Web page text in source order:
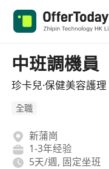
中班調機員
珍卡兒·保健美容護理
全職
新蒲崗
1-3年经验
5天/週, 固定坐班